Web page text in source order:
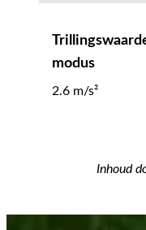
modus
2.6 m/s²
Inhoud